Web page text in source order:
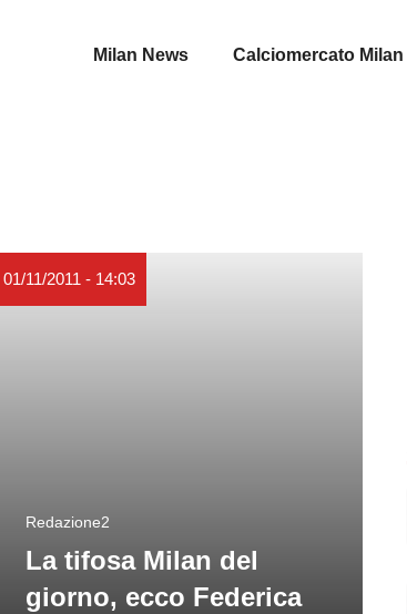
Milan News Calciomercato Milan
01/11/2011 - 14:03
Redazione2
La tifosa Milan del
giorno, ecco Federica